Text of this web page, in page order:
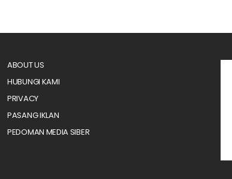
ABOUT US
HUBUNGI KAMI
PRIVACY
PASANG IKLAN
PEDOMAN MEDIA SIBER